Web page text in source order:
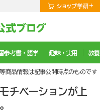
参考書・語学 趣味・実用 教
商品情報は記事公開時点のものです
チベーションが上